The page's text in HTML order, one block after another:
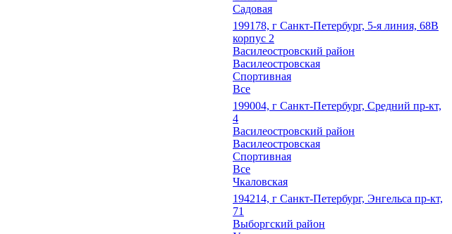
Садовая
199178, г Санкт-Петербург, 5-я линия, 68В
корпус 2
Василеостровский район
Василеостровская
Спортивная
Все
199004, г Санкт-Петербург, Средний пр-кт,
4
Василеостровский район
Василеостровская
Спортивная
Все
Чкаловская
194214, г Санкт-Петербург, Энгельса пр-кт,
71
Выборгский район